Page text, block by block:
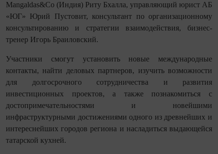
Mangaldas&Co (Индия) Риту Бхалла, управляющий юрист АБ
«ЮГ» Юрий Пустовит, консультант по организационному
консультированию и стратегии взаимодействия, бизнес-
тренер Игорь Браиловский.
Участники смогут установить новые международные
контакты, найти деловых партнеров, изучить возможности
для долгосрочного сотрудничества и развития
инвестиционных проектов, а также познакомиться с
достопримечательностями и новейшими
инфраструктурными достижениями одного из древнейших и
интереснейших городов региона и насладиться выдающейся
татарской кухней.